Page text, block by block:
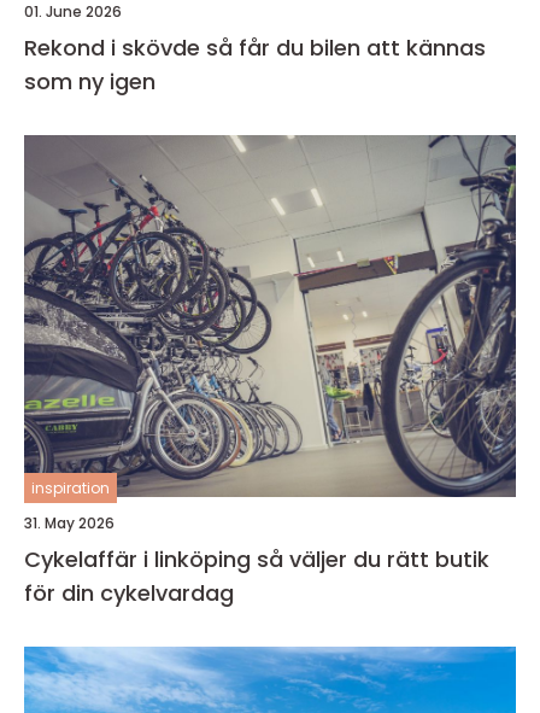
01. June 2026
Rekond i skövde så får du bilen att kännas
som ny igen
inspiration
31. May 2026
Cykelaffär i linköping så väljer du rätt butik
för din cykelvardag